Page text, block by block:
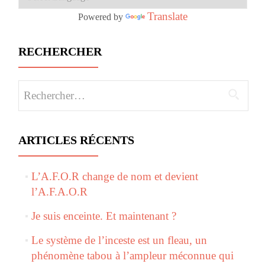
Powered by Translate
RECHERCHER
ARTICLES RÉCENTS
L’A.F.O.R change de nom et devient
l’A.F.A.O.R
Je suis enceinte. Et maintenant ?
Le système de l’inceste est un fleau, un
phénomène tabou à l’ampleur méconnue qui